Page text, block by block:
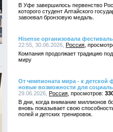
В Уфе завершилось первенство
которого студент Алтайского
завоевал бронзовую медаль.
Hisense организовала
22:55, 30.06.2026, Россия
Компания продолжает традицию
миру
От чемпионата мира - к детской
новые возможности для
29.06.2026, Россия
В дни, когда внимание миллионов
вновь показывает свою
полей и детских тренировок.